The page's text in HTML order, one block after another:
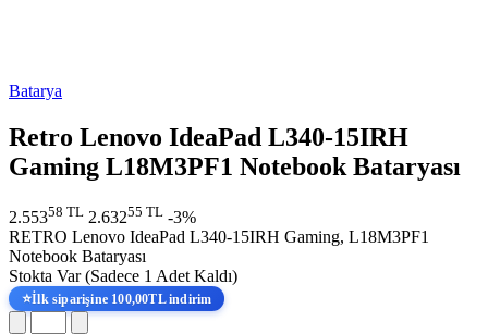
Batarya
Retro Lenovo IdeaPad L340-15IRH
Gaming L18M3PF1 Notebook Bataryası
2.55358 TL 2.63255 TL -3%
RETRO Lenovo IdeaPad L340-15IRH Gaming, L18M3PF1
Notebook Bataryası
Stokta Var (Sadece 1 Adet Kaldı)
⭐İlk siparişine 100,00TL indirim